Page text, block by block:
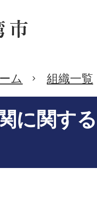
ム 組織一覧
に関す